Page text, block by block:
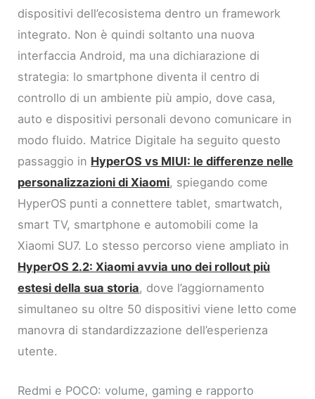
dispositivi dell’ecosistema dentro un framework
integrato. Non è quindi soltanto una nuova
interfaccia Android, ma una dichiarazione di
strategia: lo smartphone diventa il centro di
controllo di un ambiente più ampio, dove casa,
auto e dispositivi personali devono comunicare in
modo fluido. Matrice Digitale ha seguito questo
passaggio in HyperOS vs MIUI: le differenze nelle
personalizzazioni di Xiaomi, spiegando come
HyperOS punti a connettere tablet, smartwatch,
smart TV, smartphone e automobili come la
Xiaomi SU7. Lo stesso percorso viene ampliato in
HyperOS 2.2: Xiaomi avvia uno dei rollout più
estesi della sua storia, dove l’aggiornamento
simultaneo su oltre 50 dispositivi viene letto come
manovra di standardizzazione dell’esperienza
utente.
Redmi e POCO: volume, gaming e rapporto